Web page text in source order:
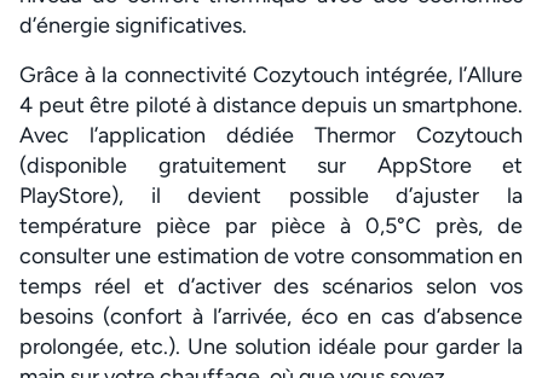
d’énergie significatives.
Grâce à la connectivité Cozytouch intégrée, l’Allure
4 peut être piloté à distance depuis un smartphone.
Avec l’application dédiée Thermor Cozytouch
(disponible gratuitement sur AppStore et
PlayStore), il devient possible d’ajuster la
température pièce par pièce à 0,5°C près, de
consulter une estimation de votre consommation en
temps réel et d’activer des scénarios selon vos
besoins (confort à l’arrivée, éco en cas d’absence
prolongée, etc.). Une solution idéale pour garder la